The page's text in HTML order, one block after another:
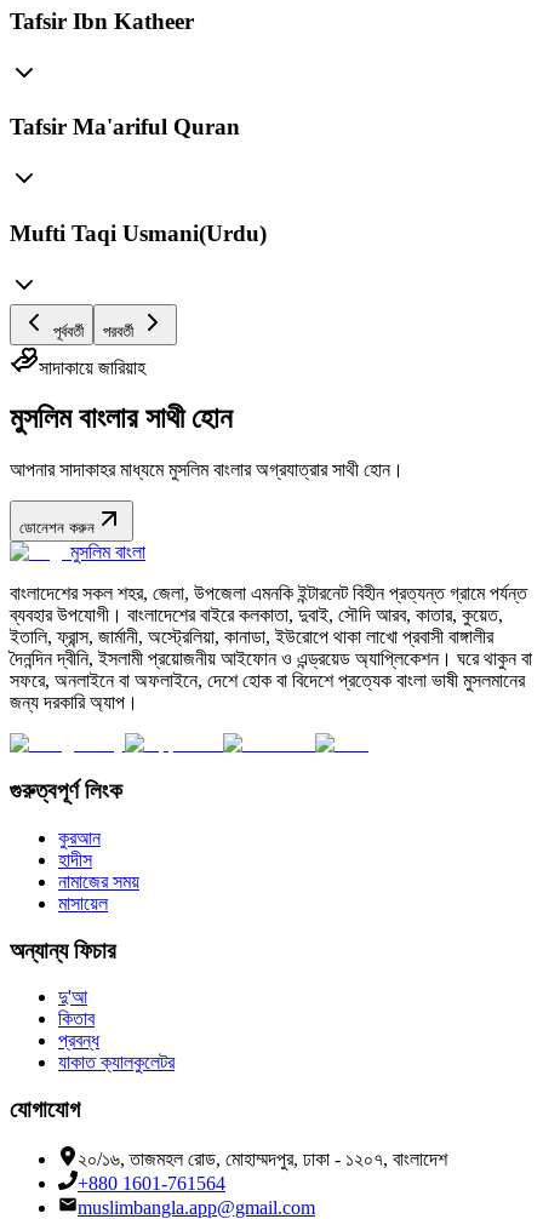
Tafsir Ibn Katheer
Tafsir Ma'ariful Quran
Mufti Taqi Usmani(Urdu)
পূর্ববর্তী পরবর্তী
সাদাকায়ে জারিয়াহ
মুসলিম বাংলার সাথী হোন
আপনার সাদাকাহর মাধ্যমে মুসলিম বাংলার অগ্রযাত্রার সাথী হোন।
ডোনেশন করুন
মুসলিম বাংলা
বাংলাদেশের সকল শহর, জেলা, উপজেলা এমনকি ইন্টারনেট বিহীন প্রত্যন্ত গ্রামে পর্যন্ত
ব্যবহার উপযোগী। বাংলাদেশের বাইরে কলকাতা, দুবাই, সৌদি আরব, কাতার, কুয়েত,
ইতালি, ফ্রান্স, জার্মানী, অস্ট্রেলিয়া, কানাডা, ইউরোপে থাকা লাখো প্রবাসী বাঙ্গালীর
দৈনন্দিন দ্বীনি, ইসলামী প্রয়োজনীয় আইফোন ও এন্ড্রয়েড অ্যাপ্লিকেশন। ঘরে থাকুন বা
সফরে, অনলাইনে বা অফলাইনে, দেশে হোক বা বিদেশে প্রত্যেক বাংলা ভাষী মুসলমানের
জন্য দরকারি অ্যাপ।
গুরুত্বপূর্ণ লিংক
কুরআন
হাদীস
নামাজের সময়
মাসায়েল
অন্যান্য ফিচার
দু'আ
কিতাব
প্রবন্ধ
যাকাত ক্যালকুলেটর
যোগাযোগ
২০/১৬, তাজমহল রোড, মোহাম্মদপুর, ঢাকা - ১২০৭, বাংলাদেশ
+880 1601-761564
muslimbangla.app@gmail.com